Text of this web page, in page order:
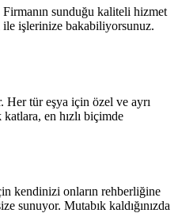
sunduğu kaliteli hizmet
ile işlerinize bakabiliyorsunuz.
Her tür eşya için özel ve ayrı
en hızlı biçimde
kendinizi onların rehberliğine
sunuyor. Mutabık kaldığınızda